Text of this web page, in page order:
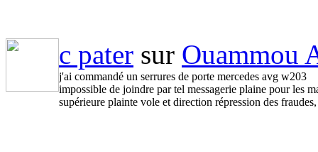
c pater sur Ouammou
j'ai commandé un serrures de porte mercedes avg w203
impossible de joindre par tel messagerie plaine pour les
supérieure plainte vole et direction répression des